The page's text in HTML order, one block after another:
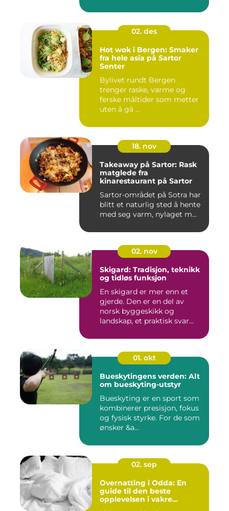
02. des
Hot wok i Bergen: Smaker
fra hele asia på Sartor
Senter
Bylivet rundt Bergen
trenger raske, varme og
ferske måltider som metter
uten å gå ...
18. nov
Takeaway på Sartor: Rask
matglede fra
kinarestaurant på Sartor
Sartor-området på Sotra har
blitt et naturlig sted å hente
med seg varm, nylaget m...
02. nov
Skigard: Tradisjon, teknikk
og tidløs funksjon
En skigard er mer enn et
gjerde. Den er en del av
norsk byggeskikk og
landskap, et praktisk svar
01. okt
Bueskytingens verden: Alt
om bueskyting-utstyr
Bueskyting er en sport som
kombinerer presisjon, fokus
og fysisk styrke. For de som
ønsker &a...
02. sep
Overnatting i Odda: En
guide til den beste
opplevelsen i vakre